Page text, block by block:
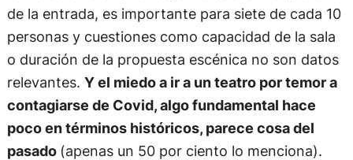
de la entrada, es importante para siete de cada 10
personas y cuestiones como capacidad de la sala
o duración de la propuesta escénica no son datos
relevantes. Y el miedo a ir a un teatro por temor a
contagiarse de Covid, algo fundamental hace
poco en términos históricos, parece cosa del
pasado (apenas un 50 por ciento lo menciona).